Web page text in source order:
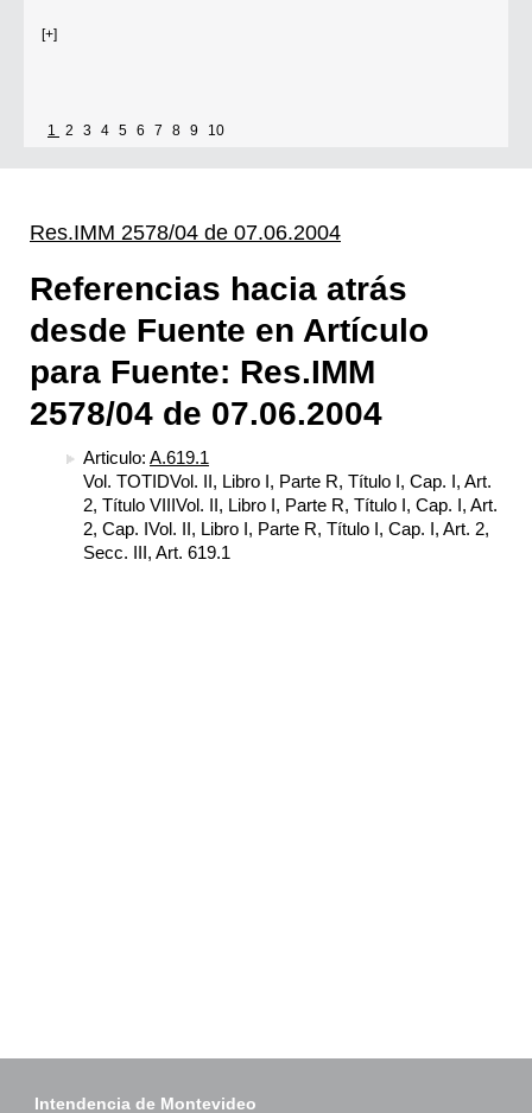
[+]
1 2 3 4 5 6 7 8 9 10
Res.IMM 2578/04 de 07.06.2004
Referencias hacia atrás
desde Fuente en Artículo
para Fuente: Res.IMM
2578/04 de 07.06.2004
Articulo: A.619.1
Vol. TOTIDVol. II, Libro I, Parte R, Título I, Cap. I, Art.
2, Título VIIIVol. II, Libro I, Parte R, Título I, Cap. I, Art.
2, Cap. IVol. II, Libro I, Parte R, Título I, Cap. I, Art. 2,
Secc. III, Art. 619.1
Intendencia de Montevideo